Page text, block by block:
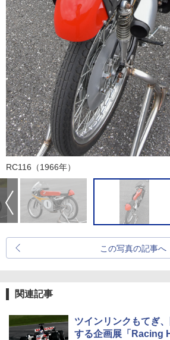
RC116（1966年）
この写真の記事へ
関連記事
ツインリンクもてぎ
する企画展「Racing